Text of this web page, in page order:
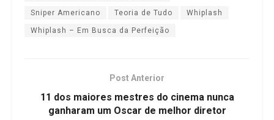
Sniper Americano Teoria de Tudo Whiplash
Whiplash – Em Busca da Perfeição
Post Anterior
11 dos maiores mestres do cinema nunca
ganharam um Oscar de melhor diretor